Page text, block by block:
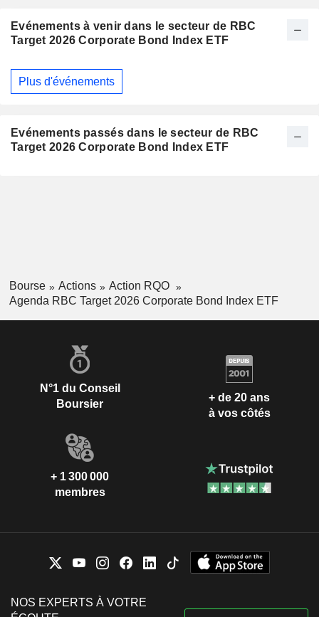
Evénements à venir dans le secteur de RBC
Target 2026 Corporate Bond Index ETF
Plus d'événements
Evénements passés dans le secteur de RBC
Target 2026 Corporate Bond Index ETF
Bourse Actions
Action RQO
Agenda RBC Target 2026 Corporate Bond Index ETF
N°1 du Conseil
Boursier
+ de 20 ans
à vos côtés
+ 1 300 000
membres
NOS EXPERTS À VOTRE